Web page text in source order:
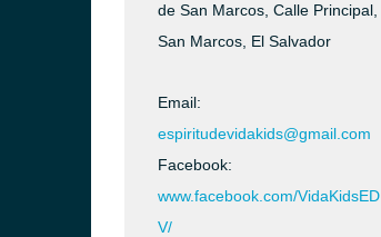
de San Marcos, Calle Principal,
San Marcos, El Salvador
Email:
espiritudevidakids@gmail.com
Facebook:
www.facebook.com/VidaKidsED
V/